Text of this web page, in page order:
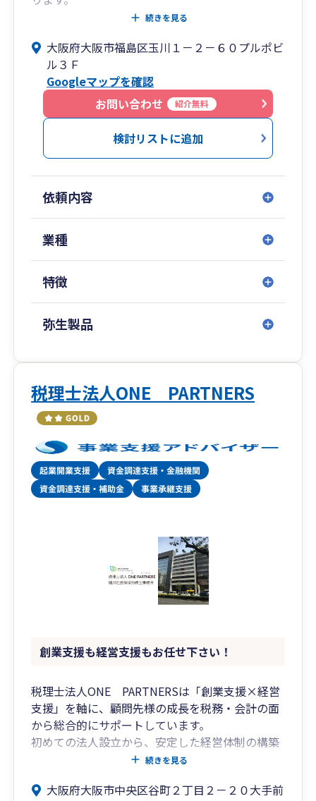
弊社の職員の名刺には、この”Your Success
したその瞬間からより良きパートナーとしての時
間を大切にしてまいります。
記帳指導→監査→経営助言→税務申告という一連
の流れの中で、どの段階からでもご支援させてい
ただきます。まずはお気軽にお声がけください。
続きを見る
大阪府大阪市福島区玉川１－２－６０プルポビ
ル３Ｆ
Googleマップを確認
お問い合わせ
紹介無料
検討リストに追加
依頼内容
業種
特徴
弥生製品
税理士法人ONE PARTNERS
創業支援も経営支援もお任せ下さい！
税理士法人ONE PARTNERSは「創業支援×経営
支援」を軸に、顧問先様の成長を税務・会計の面
から総合的にサポートしています。
初めての法人設立から、安定した経営体制の構築
まで、伴走型の支援を提供します。
・大阪市中央区の谷町筋に面したオフィスで、交
続きを見る
大阪府大阪市中央区谷町２丁目２－２０大手前